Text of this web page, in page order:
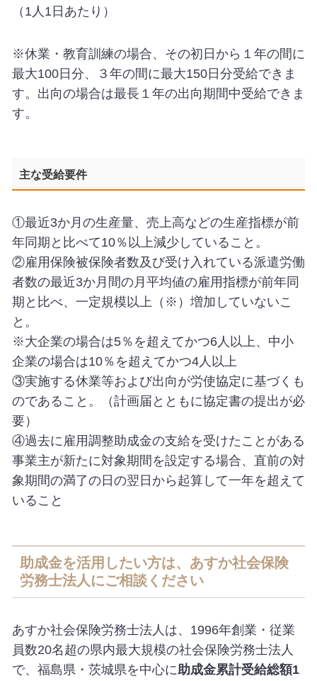
（1人1日あたり）
※休業・教育訓練の場合、その初日から１年の間に
最大100日分、３年の間に最大150日分受給できま
す。出向の場合は最長１年の出向期間中受給できま
す。
主な受給要件
①最近3か月の生産量、売上高などの生産指標が前
年同期と比べて10％以上減少していること。
②雇用保険被保険者数及び受け入れている派遣労働
者数の最近3か月間の月平均値の雇用指標が前年同
期と比べ、一定規模以上（※）増加していないこ
と。
※大企業の場合は5％を超えてかつ6人以上、中小
企業の場合は10％を超えてかつ4人以上
③実施する休業等および出向が労使協定に基づくも
のであること。（計画届とともに協定書の提出が必
要）
④過去に雇用調整助成金の支給を受けたことがある
事業主が新たに対象期間を設定する場合、直前の対
象期間の満了の日の翌日から起算して一年を超えて
いること
助成金を活用したい方は、あすか社会保険
労務士法人にご相談ください
あすか社会保険労務士法人は、1996年創業・従業
員数20名超の県内最大規模の社会保険労務士法人
で、福島県・茨城県を中心に助成金累計受給総額1